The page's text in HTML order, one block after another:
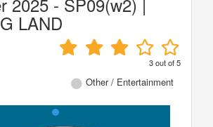
LAND
3out of5
Other / Entertainment